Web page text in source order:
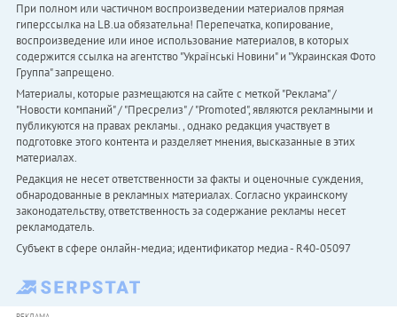
При полном или частичном воспроизведении материалов прямая
гиперссылка на LB.ua обязательна! Перепечатка, копирование,
воспроизведение или иное использование материалов, в которых
содержится ссылка на агентство "Українськi Новини" и "Украинская Фото
Группа" запрещено.
Материалы, которые размещаются на сайте с меткой "Реклама" /
"Новости компаний" / "Пресрелиз" / "Promoted", являются рекламными и
публикуются на правах рекламы. , однако редакция участвует в
подготовке этого контента и разделяет мнения, высказанные в этих
материалах.
Редакция не несет ответственности за факты и оценочные суждения,
обнародованные в рекламных материалах. Согласно украинскому
законодательству, ответственность за содержание рекламы несет
рекламодатель.
Субъект в сфере онлайн-медиа; идентификатор медиа - R40-05097